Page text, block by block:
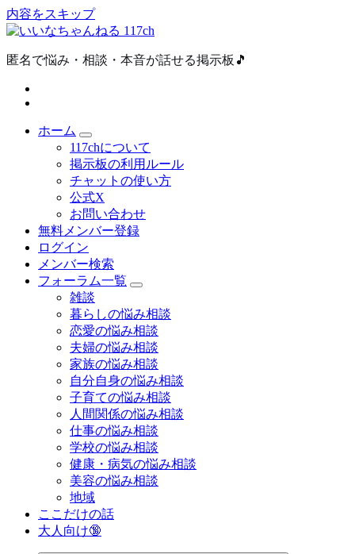
内容をスキップ
匿名で悩み・相談・本音が話せる掲示板🎵
ホーム
117chについて
掲示板の利用ルール
チャットの使い方
公式X
お問い合わせ
無料メンバー登録
ログイン
メンバー検索
フォーラム一覧
雑談
暮らしの悩み相談
恋愛の悩み相談
夫婦の悩み相談
家族の悩み相談
自分自身の悩み相談
子育ての悩み相談
人間関係の悩み相談
仕事の悩み相談
学校の悩み相談
健康・病気の悩み相談
美容の悩み相談
地域
ここだけの話
大人向け🔞